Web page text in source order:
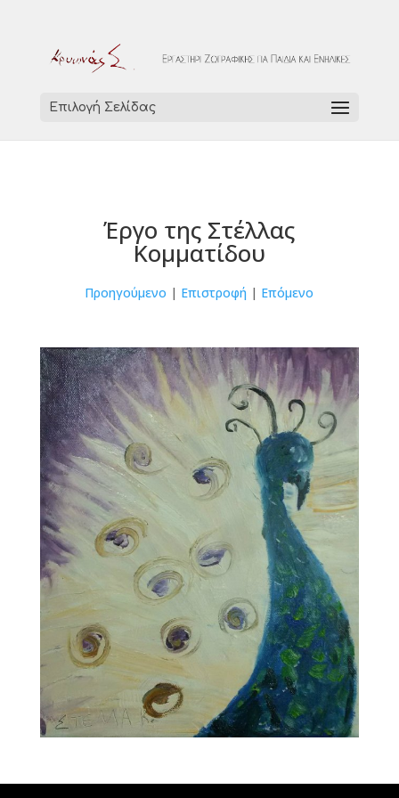
Επιλογή Σελίδας
Έργο της Στέλλας
Κομματίδου
Προηγούμενο | Επιστροφή | Επόμενο